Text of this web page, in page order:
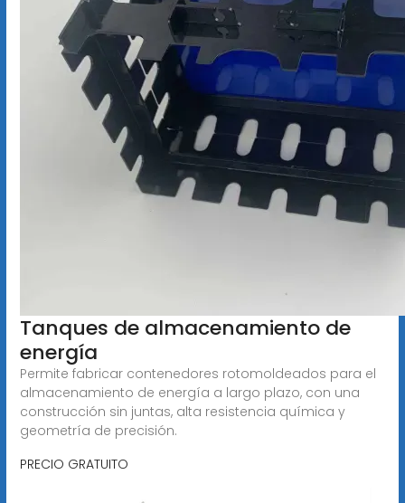
Tanques de almacenamiento de
energía
Permite fabricar contenedores rotomoldeados para el
almacenamiento de energía a largo plazo, con una
construcción sin juntas, alta resistencia química y
geometría de precisión.
PRECIO GRATUITO